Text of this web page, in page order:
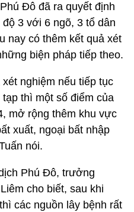
Đô đã ra quyết định
3 với 6 ngõ, 3 tổ dân
nay có thêm kết quả xét
biện pháp tiếp theo.
nghiệm nếu tiếp tục
thì một số điểm của
mở rộng thêm khu vực
xuất, ngoại bất nhập
nói.
Phú Đô, trưởng
cho biết, sau khi
các nguồn lây bệnh rất